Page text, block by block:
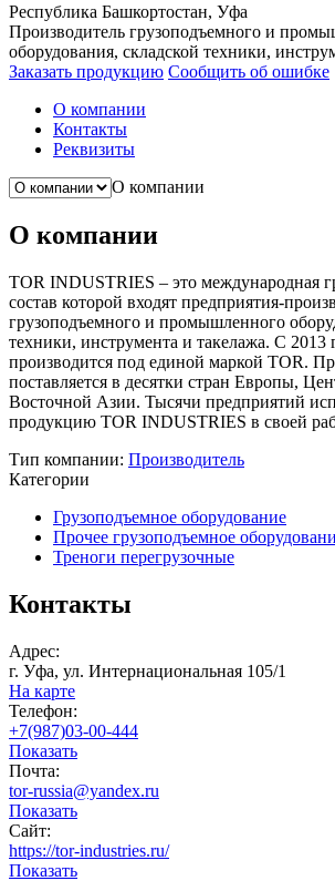
Республика Башкортостан, Уфа
Производитель грузоподъемного и
оборудования, складской техники,
Заказать продукцию Сообщить об ошибке
О компании
Контакты
Реквизиты
О компании
О компании
TOR INDUSTRIES – это международная
состав которой входят предприятия-
грузоподъемного и промышленного
техники, инструмента и такелажа. С 2013
производится под единой маркой TOR.
поставляется в десятки стран Европы,
Восточной Азии. Тысячи предприятий
продукцию TOR INDUSTRIES в своей
Тип компании: Производитель
Категории
Грузоподъемное оборудование
Прочее грузоподъемное
Треноги перегрузочные
Контакты
Адрес:
г. Уфа, ул. Интернациональная 105/1
На карте
Телефон:
+7(987)03-00-444
Показать
Почта:
tor-russia@yandex.ru
Показать
Сайт:
https://tor-industries.ru/
Показать